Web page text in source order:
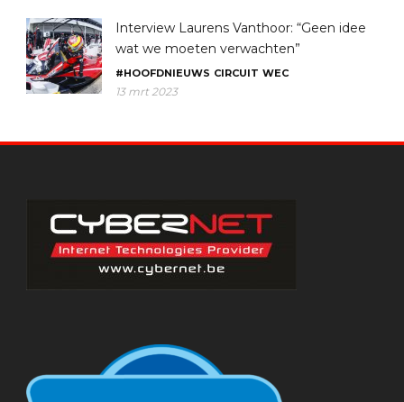
Interview Laurens Vanthoor: “Geen idee
wat we moeten verwachten”
#HOOFDNIEUWS CIRCUIT WEC
13 mrt 2023